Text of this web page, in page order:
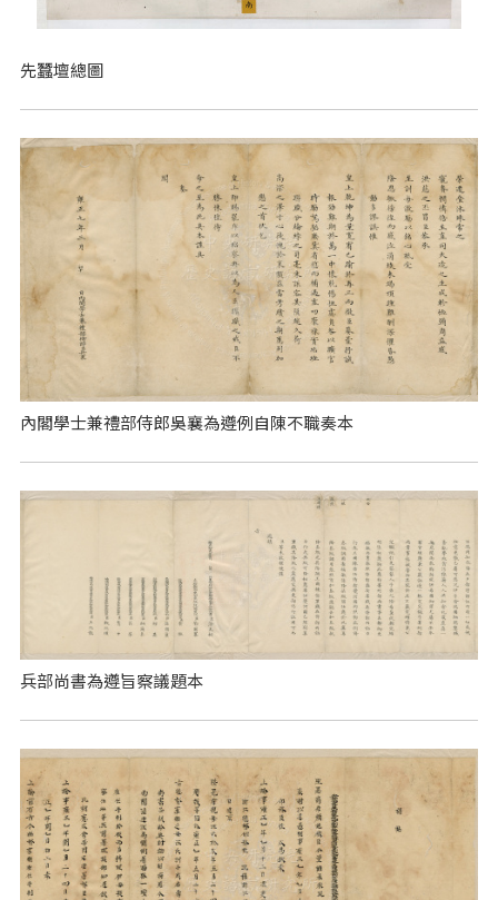
先蠶壇總圖
內閣學士兼禮部侍郎吳襄為遵例自陳不職奏本
兵部尚書為遵旨察議題本